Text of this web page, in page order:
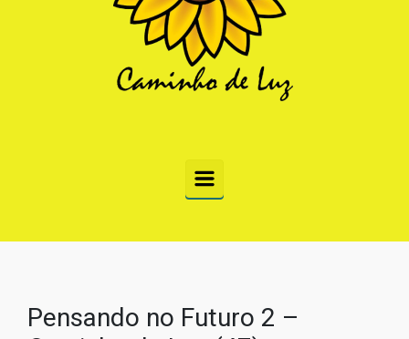
Pensando no Futuro 2 –